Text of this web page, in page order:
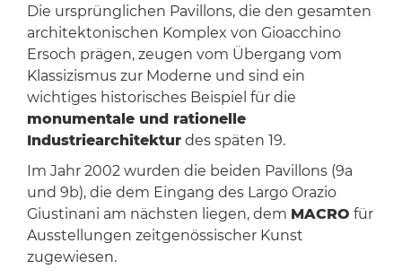
Die ursprünglichen Pavillons, die den gesamten
architektonischen Komplex von Gioacchino
Ersoch prägen, zeugen vom Übergang vom
Klassizismus zur Moderne und sind ein
wichtiges historisches Beispiel für die
monumentale und rationelle
Industriearchitekturdes späten 19.
Im Jahr 2002 wurden die beiden Pavillons (9a
und 9b), die dem Eingang des Largo Orazio
Giustinani am nächsten liegen, dem MACRO für
Ausstellungen zeitgenössischer Kunst
zugewiesen.